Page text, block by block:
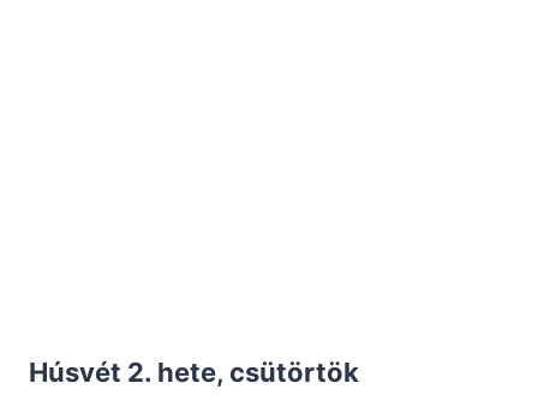
Húsvét 2. hete, csütörtök